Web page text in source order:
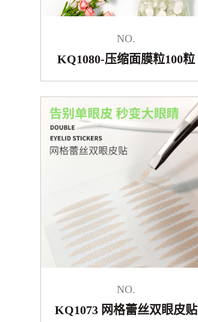
NO.
KQ1080-压缩面膜粒100粒
NO.
KQ1073 网格蕾丝双眼皮贴